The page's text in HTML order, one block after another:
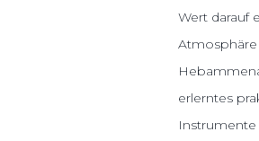
Wert darauf
erlerntes